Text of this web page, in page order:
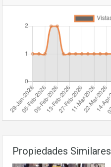
Propiedades Similares